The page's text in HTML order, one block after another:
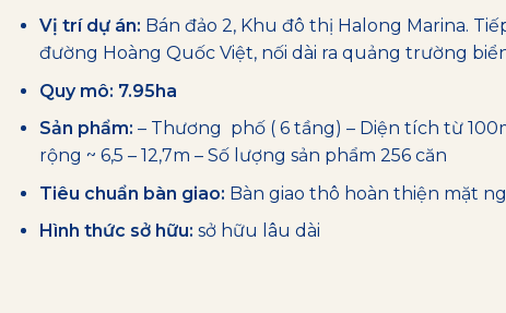
Vị trí dự án: Bán đảo 2, Khu đô thị Halong Marina.
đường Hoàng Quốc Việt, nối dài ra quảng trường
Quy mô: 7.95ha
Sản phẩm: – Thương phố ( 6 tầng) – Diện tích từ
rộng ~ 6,5 – 12,7m – Số lượng sản phẩm 256 căn
Tiêu chuẩn bàn giao: Bàn giao thô hoàn thiện mặt
Hình thức sở hữu: sở hữu lâu dài